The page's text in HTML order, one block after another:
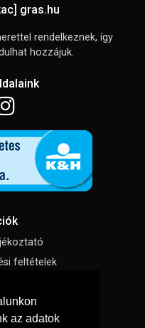
az adatok
gras.hu
rendelkeznek, így
hozzájuk.
feltételek